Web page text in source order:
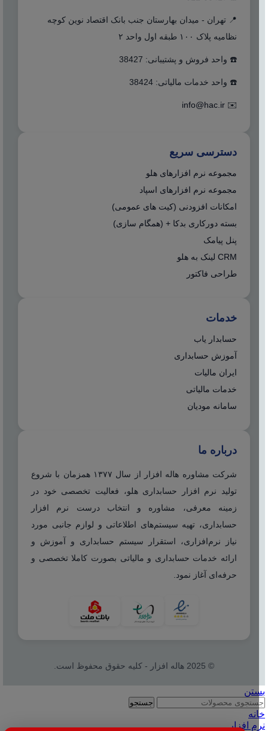
📍 تهران - میدان بهارستان جنب بانک اقتصاد نوین کوچه
نظامیه پلاک ۱۰۰ طبقه اول واحد ۲
☎️ واحد فروش و پشتیبانی: 38427
☎️ واحد خدمات مالیاتی: 38424
✉️
info@hac.ir
دسترسی سریع
مجموعه نرم افزارهای هلو
مجموعه نرم افزارهای اسپاد
امکانات افزودنی (کیت های عمومی)
بسته دورکاری بدکا + (همگام سازی)
پنل پیامک
CRM لینک به هلو
طراحی فاکتور
خدمات
حسابدار یاب
آموزش حسابداری
ایران مالیات
خدمات مالیاتی
سامانه مودیان
درباره ما
شرکت مشاوره هاله افزار از سال ۱۳۷۷ همزمان با شروع
تولید نرم افزار حسابداری هلو، فعالیت تخصصی خود در
زمینه معرفی، مشاوره و انتخاب درست نرم افزار
حسابداری، تهیه سیستم‌های اطلاعاتی و لوازم جانبی مورد
نیاز نرم‌افزاری، استقرار سیستم حسابداری و آموزش و
ارائه خدمات حسابداری و مالیاتی بصورت کاملا تخصصی و
حرفه‌ای آغاز نمود.
© 2025 هاله افزار - کلیه حقوق محفوظ است.
بستن
جستجو
خانه
نرم افزار